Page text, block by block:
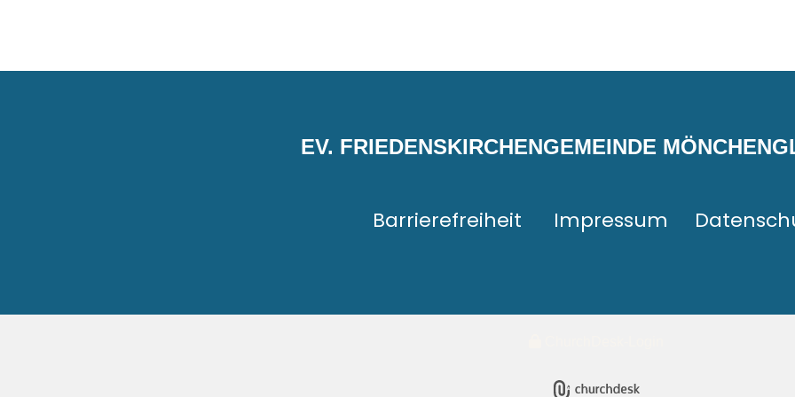
EV. FRIEDENSKIRCHENGEMEINDE
Barrierefreiheit Impressum